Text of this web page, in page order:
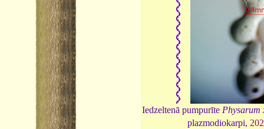
Iedzeltenā pumpurīte Physarum
plazmodiokarpi,